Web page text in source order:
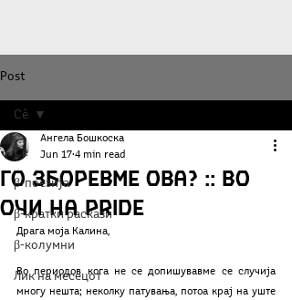
Post
Сè
β-поезија
β-кратки раскази
β-колумни
Лик на месецот
Сè
Го зборевме ова? :: Во
очи на Pride
Ангела Бошкоска
Jun 17 4 min read
Драга моја Калина,
Во периодов кога не се допишувавме се случија
многу нешта; неколку патувања, потоа крај на уште